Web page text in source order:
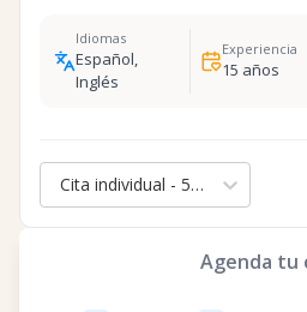
Idiomas
Español,
Inglés
Experiencia
15 años
Cita individual - 50 min.
Agenda tu